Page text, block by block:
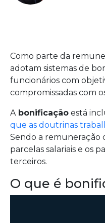
Como parte da
adotam sistemas de
funcionários com
compromissadas com
Abonificação está
que as doutrinas
Sendo a remuneração
parcelas salariais e os
terceiros.
O que é